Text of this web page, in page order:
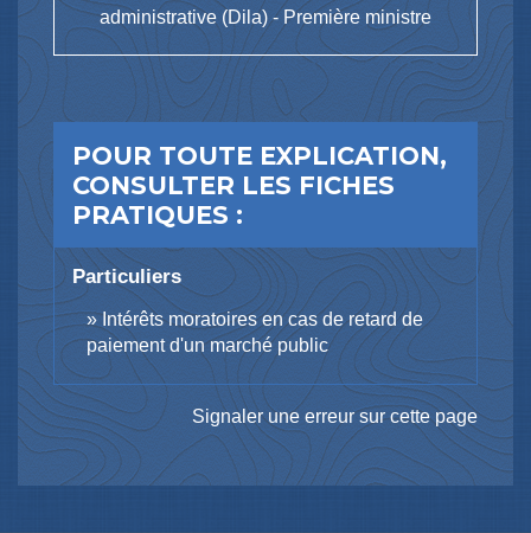
administrative (Dila) - Première ministre
POUR TOUTE EXPLICATION,
CONSULTER LES FICHES
PRATIQUES :
Particuliers
Intérêts moratoires en cas de retard de
paiement d'un marché public
Signaler une erreur sur cette page